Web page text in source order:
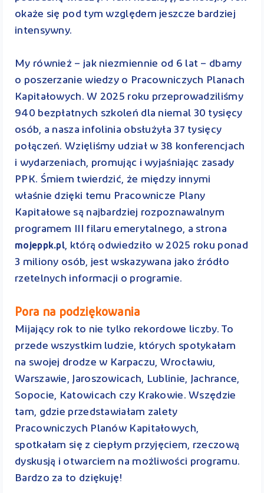
okaże się pod tym względem jeszcze bardziej
intensywny.
My również – jak niezmiennie od 6 lat – dbamy
o poszerzanie wiedzy o Pracowniczych Planach
Kapitałowych. W 2025 roku przeprowadziliśmy
940 bezpłatnych szkoleń dla niemal 30 tysięcy
osób, a nasza infolinia obsłużyła 37 tysięcy
połączeń. Wzięliśmy udział w 38 konferencjach
i wydarzeniach, promując i wyjaśniając zasady
PPK. Śmiem twierdzić, że między innymi
właśnie dzięki temu Pracownicze Plany
Kapitałowe są najbardziej rozpoznawalnym
programem III filaru emerytalnego, a strona
mojeppk.pl, którą odwiedziło w 2025 roku ponad
3 miliony osób, jest wskazywana jako źródło
rzetelnych informacji o programie.
Pora na podziękowania
Mijający rok to nie tylko rekordowe liczby. To
przede wszystkim ludzie, których spotykałam
na swojej drodze w Karpaczu, Wrocławiu,
Warszawie, Jaroszowicach, Lublinie, Jachrance,
Sopocie, Katowicach czy Krakowie. Wszędzie
tam, gdzie przedstawiałam zalety
Pracowniczych Planów Kapitałowych,
spotkałam się z ciepłym przyjęciem, rzeczową
dyskusją i otwarciem na możliwości programu.
Bardzo za to dziękuję!